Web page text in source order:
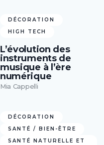
DÉCORATION
HIGH TECH
L’évolution des
instruments de
musique à l’ère
numérique
Mia Cappelli
DÉCORATION
SANTÉ / BIEN-ÊTRE
SANTÉ NATURELLE ET